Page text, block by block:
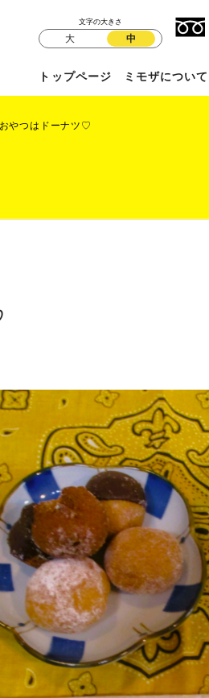
文字の大きさ
大 中
トップページ ミモザについて
おやつはドーナツ♡